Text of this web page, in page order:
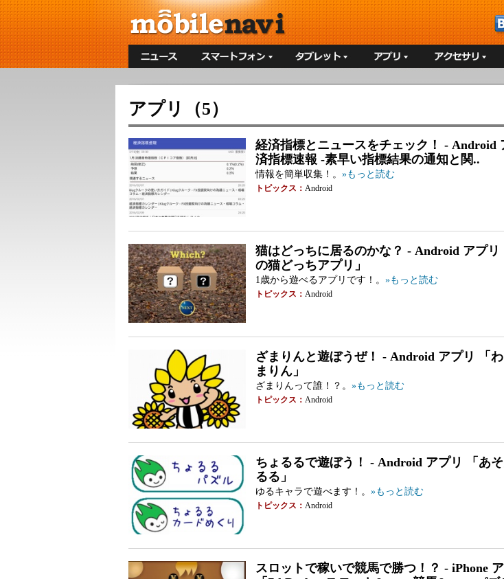
アプリ（5）
経済指標とニュースをチェック！ - Android
済指標速報 -素早い指標結果の通知と関..
情報を簡単収集！。 »もっと読む
トピックス： Android
猫はどっちに居るのかな？ - Android アプリ
の猫どっちアプリ」
1歳から遊べるアプリです！。 »もっと読む
トピックス： Android
ざまりんと遊ぼうぜ！ - Android アプリ 「
まりん」
ざまりんって誰！？。 »もっと読む
トピックス： Android
ちょるるで遊ぼう！ - Android アプリ 「あ
るる」
ゆるキャラで遊べます！。 »もっと読む
トピックス： Android
スロットで稼いで競馬で勝つ！？ - iPhone